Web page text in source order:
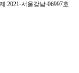
2021-서울강남-06997호